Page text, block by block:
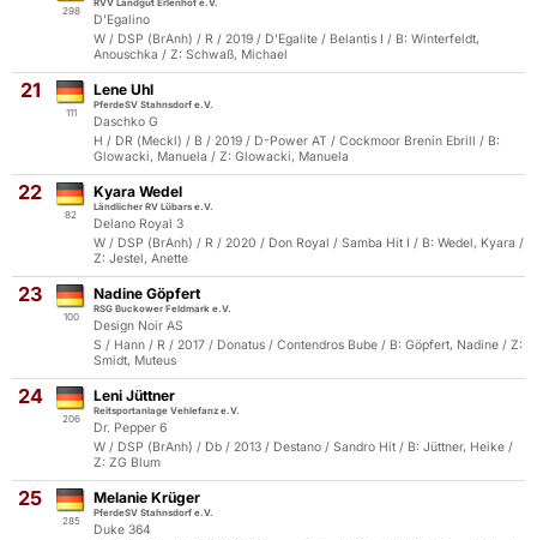
298
RVV Landgut Erlenhof e.V.
D'Egalino
W / DSP (BrAnh) / R / 2019 / D'Egalite / Belantis I / B: Winterfeldt,
Anouschka / Z: Schwaß, Michael
21
111
Lene Uhl
PferdeSV Stahnsdorf e.V.
Daschko G
H / DR (Meckl) / B / 2019 / D-Power AT / Cockmoor Brenin Ebrill / B:
Glowacki, Manuela / Z: Glowacki, Manuela
22
82
Kyara Wedel
Ländlicher RV Lübars e.V.
Delano Royal 3
W / DSP (BrAnh) / R / 2020 / Don Royal / Samba Hit I / B: Wedel, Kyara /
Z: Jestel, Anette
23
100
Nadine Göpfert
RSG Buckower Feldmark e.V.
Design Noir AS
S / Hann / R / 2017 / Donatus / Contendros Bube / B: Göpfert, Nadine / Z:
Smidt, Muteus
24
206
Leni Jüttner
Reitsportanlage Vehlefanz e.V.
Dr. Pepper 6
W / DSP (BrAnh) / Db / 2013 / Destano / Sandro Hit / B: Jüttner, Heike /
Z: ZG Blum
25
285
Melanie Krüger
PferdeSV Stahnsdorf e.V.
Duke 364